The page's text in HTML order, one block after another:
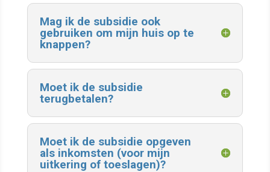
Mag ik de subsidie ook
gebruiken om mijn huis op te
knappen?
Moet ik de subsidie
terugbetalen?
Moet ik de subsidie opgeven
als inkomsten (voor mijn
uitkering of toeslagen)?